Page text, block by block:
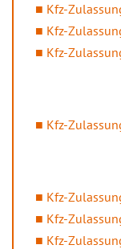
Kfz-
Kfz-
Kfz-
Kfz-
Kfz-
Kfz-
Kfz-